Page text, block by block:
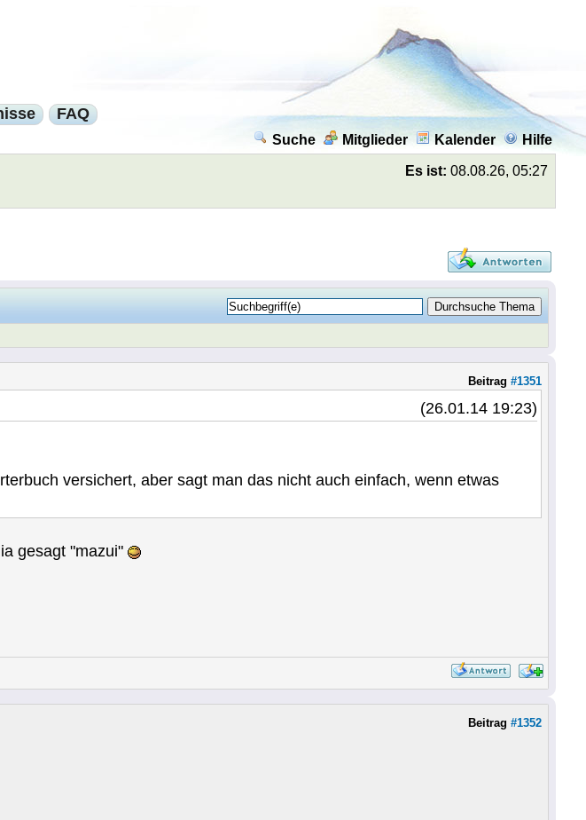
FAQ
Suche Mitglieder Kalender Hilfe
Es ist: 08.08.26, 05:27
Beitrag #1351
(26.01.14 19:23)
versichert, aber sagt man das nicht auch einfach, wenn etwas
gesagt "mazui"
Beitrag #1352